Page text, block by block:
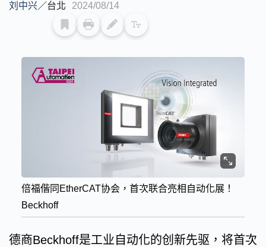
刘中兴／台北 2024/08/14
倍福偕同EtherCAT协会，首次联合亮相自动化展！
Beckhoff
德商Beckhoff是工业自动化的创新先驱，将首次